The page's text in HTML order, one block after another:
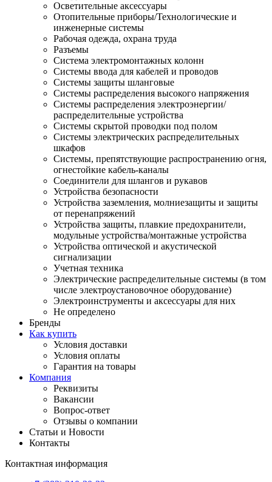
Осветительные аксессуары
Отопительные приборы/Технологические и
инженерные системы
Рабочая одежда, охрана труда
Разъемы
Система электромонтажных колонн
Системы ввода для кабелей и проводов
Системы защиты шланговые
Системы распределения высокого напряжения
Системы распределения электроэнергии/
распределительные устройства
Системы скрытой проводки под полом
Системы электрических распределительных
шкафов
Системы, препятствующие распространению огня,
огнестойкие кабель-каналы
Соединители для шлангов и рукавов
Устройства безопасности
Устройства заземления, молниезащиты и защиты
от перенапряжений
Устройства защиты, плавкие предохранители,
модульные устройства/монтажные устройства
Устройства оптической и акустической
сигнализации
Учетная техника
Электрические распределительные системы (в том
числе электроустановочное оборудование)
Электроинструменты и аксессуары для них
Не определено
Бренды
Как купить
Условия доставки
Условия оплаты
Гарантия на товары
Компания
Реквизиты
Вакансии
Вопрос-ответ
Отзывы о компании
Статьи и Новости
Контакты
Контактная информация